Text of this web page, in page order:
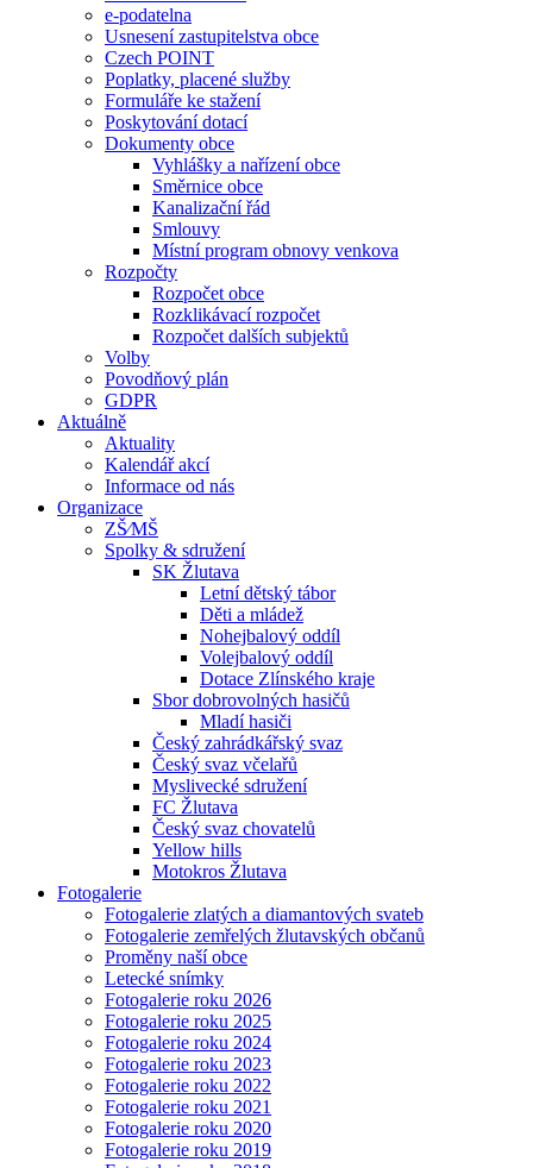
e-podatelna
Usnesení zastupitelstva obce
Czech POINT
Poplatky, placené služby
Formuláře ke stažení
Poskytování dotací
Dokumenty obce
Vyhlášky a nařízení obce
Směrnice obce
Kanalizační řád
Smlouvy
Místní program obnovy venkova
Rozpočty
Rozpočet obce
Rozklikávací rozpočet
Rozpočet dalších subjektů
Volby
Povodňový plán
GDPR
Aktuálně
Aktuality
Kalendář akcí
Informace od nás
Organizace
ZŠ⁄MŠ
Spolky & sdružení
SK Žlutava
Letní dětský tábor
Děti a mládež
Nohejbalový oddíl
Volejbalový oddíl
Dotace Zlínského kraje
Sbor dobrovolných hasičů
Mladí hasiči
Český zahrádkářský svaz
Český svaz včelařů
Myslivecké sdružení
FC Žlutava
Český svaz chovatelů
Yellow hills
Motokros Žlutava
Fotogalerie
Fotogalerie zlatých a diamantových svateb
Fotogalerie zemřelých žlutavských občanů
Proměny naší obce
Letecké snímky
Fotogalerie roku 2026
Fotogalerie roku 2025
Fotogalerie roku 2024
Fotogalerie roku 2023
Fotogalerie roku 2022
Fotogalerie roku 2021
Fotogalerie roku 2020
Fotogalerie roku 2019